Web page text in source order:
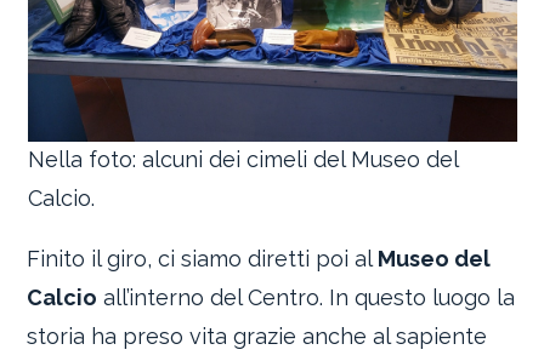
Nella foto: alcuni dei cimeli del Museo del
Calcio.
Finito il giro, ci siamo diretti poi alMuseo del
Calcio all’interno del Centro. In questo luogo la
storia ha preso vita grazie anche al sapiente